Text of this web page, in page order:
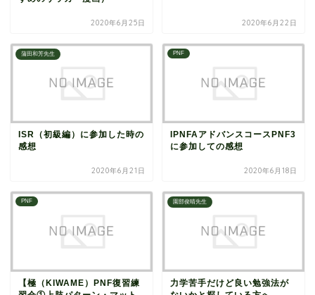
2020年6月25日 2020年6月22日
蒲田和芳先生
ISR（初級編）に参加した時の
感想
2020年6月21日
PNF
IPNFAアドバンスコースPNF3
に参加しての感想
2020年6月18日
PNF
【極（KIWAME）PNF復習練
園部俊晴先生
力学苦手だけど良い勉強法が